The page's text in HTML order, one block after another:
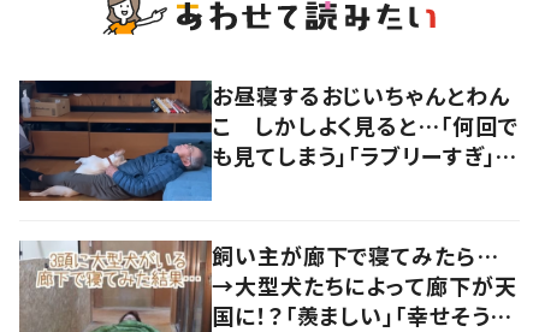
お昼寝するおじいちゃんとわん
こ しかしよく見ると…「何回で
も見てしまう」「ラブリーすぎ」の
飼い主が廊下で寝てみたら…
→大型犬たちによって廊下が天
国に！？「羨ましい」「幸せそう」